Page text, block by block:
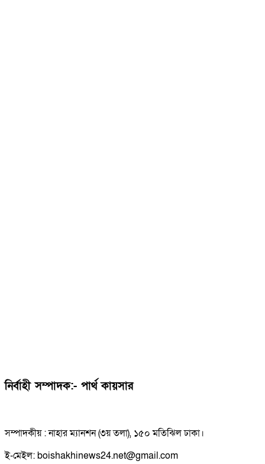
নির্বাহী সম্পাদক:- পার্থ কায়সার
সম্পাদকীয় : নাহার ম্যানশন (৩য় তলা), ১৫০ মতিঝিল ঢাকা।
ই-মেইল: boishakhinews24.net@gmail.com